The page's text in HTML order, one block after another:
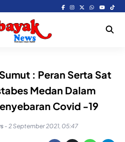
: Peran Serta Sat
Medan Dalam
Covid -19
- 2 September 2021, 05:47